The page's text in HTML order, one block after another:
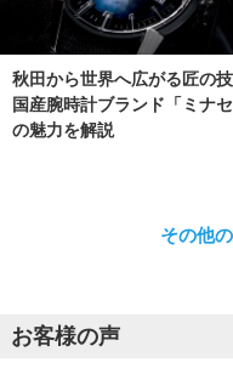
秋田から世界へ広がる匠の技
国産腕時計ブランド「ミナセ
の魅力を解説
その他
お客様の声